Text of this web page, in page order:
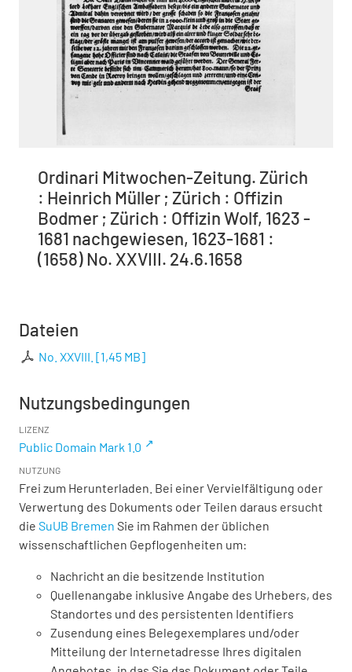
Ordinari Mitwochen-Zeitung. Zürich
: Heinrich Müller ; Zürich : Offizin
Bodmer ; Zürich : Offizin Wolf, 1623 -
1681 nachgewiesen, 1623-1681 :
(1658) No. XXVIII. 24.6.1658
Dateien
No. XXVIII. [1,45 MB]
Nutzungsbedingungen
LIZENZ
Public Domain Mark 1.0
NUTZUNG
Frei zum Herunterladen. Bei einer Vervielfältigung oder
Verwertung des Dokuments oder Teilen daraus ersucht
die SuUB Bremen Sie im Rahmen der üblichen
wissenschaftlichen Gepflogenheiten um:
Nachricht an die besitzende Institution
Quellenangabe inklusive Angabe des Urhebers, des
Standortes und des persistenten Identifiers
Zusendung eines Belegexemplares und/oder
Mitteilung der Internetadresse Ihres digitalen